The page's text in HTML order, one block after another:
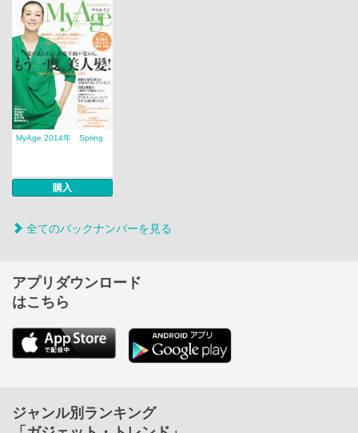
MyAge 2014年 Spring
購入
全てのバックナンバーを見る
アプリダウンロード
はこちら
ジャンル別ランキング